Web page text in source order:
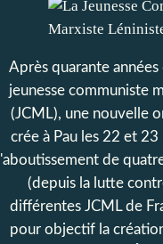
Après quarante
jeunesse communiste
(JCML), une nouvelle
crée à Pau les 22 et
l'aboutissement de
(depuis la lutte
différentes JCML de
pour objectif la